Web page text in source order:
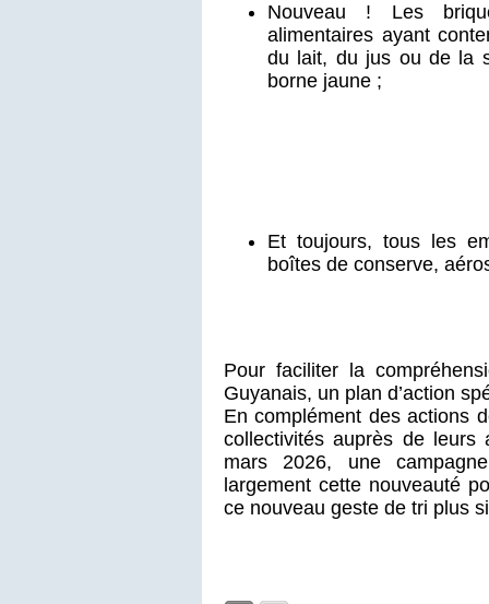
Nouveau ! Les
alimentaires ayant
du lait, du jus ou de la
borne jaune ;
Et toujours, tous les
boîtes de conserve,
Pour faciliter la
Guyanais, un plan d’action
En complément des actions
collectivités auprès de leurs
mars 2026, une
largement cette nouveauté
ce nouveau geste de tri plus